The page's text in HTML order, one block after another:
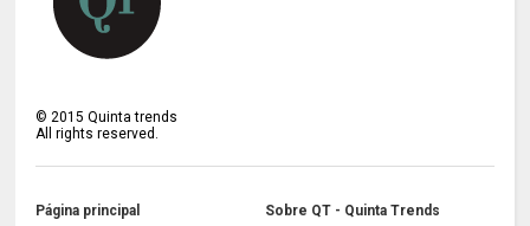
©2015 Quinta trends
All rights reserved.
Página principal Sobre QT - Quinta Trends